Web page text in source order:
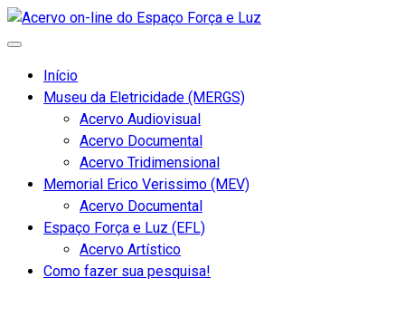
Início
Museu da Eletricidade (MERGS)
Acervo Audiovisual
Acervo Documental
Acervo Tridimensional
Memorial Erico Verissimo (MEV)
Acervo Documental
Espaço Força e Luz (EFL)
Acervo Artístico
Como fazer sua pesquisa!